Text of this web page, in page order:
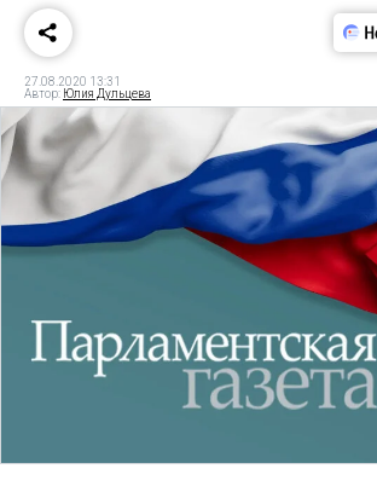
27.08.2020 13:31
Автор: Юлия Дульцева